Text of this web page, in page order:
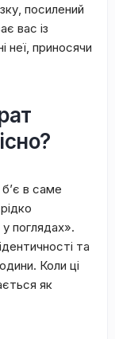
посилений
вас із
неї, приносячи
в саме
поглядах».
та
Коли ці
як